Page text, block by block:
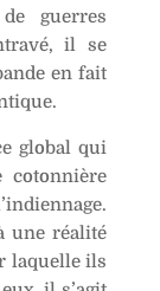
guerres
il se
en fait
global qui
cotonnière
une réalité
laquelle ils